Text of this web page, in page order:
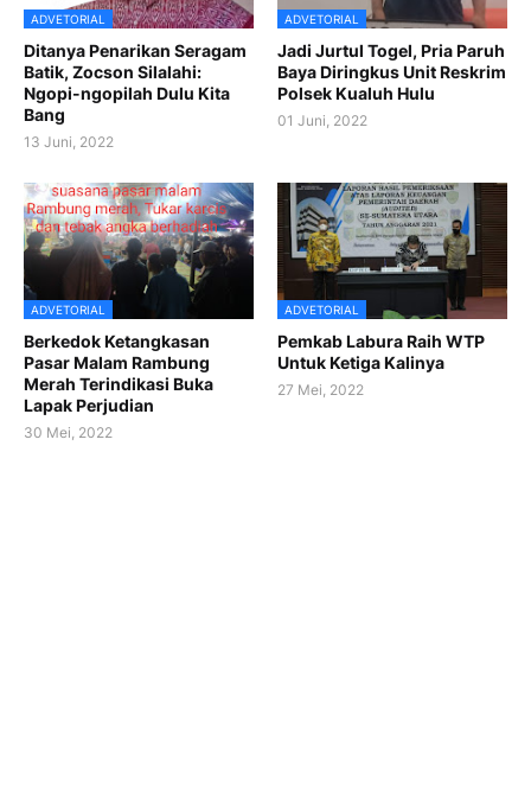
ADVETORIAL
Ditanya Penarikan Seragam
Batik, Zocson Silalahi:
Ngopi-ngopilah Dulu Kita
Bang
13 Juni, 2022
ADVETORIAL
Jadi Jurtul Togel, Pria Paruh
Baya Diringkus Unit Reskrim
Polsek Kualuh Hulu
01 Juni, 2022
ADVETORIAL
Berkedok Ketangkasan
Pasar Malam Rambung
Merah Terindikasi Buka
Lapak Perjudian
30 Mei, 2022
ADVETORIAL
Pemkab Labura Raih WTP
Untuk Ketiga Kalinya
27 Mei, 2022